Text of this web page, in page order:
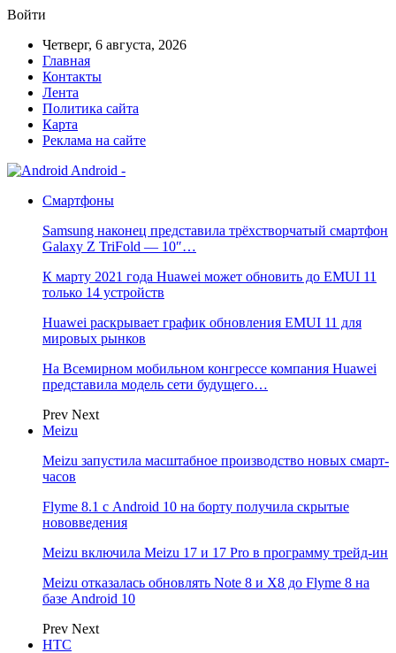
Войти
Четверг, 6 августа, 2026
Главная
Контакты
Лента
Политика сайта
Карта
Реклама на сайте
Android -
Смартфоны
Samsung наконец представила трёхстворчатый смартфон
Galaxy Z TriFold — 10″…
К марту 2021 года Huawei может обновить до EMUI 11
только 14 устройств
Huawei раскрывает график обновления EMUI 11 для
мировых рынков
На Всемирном мобильном конгрессе компания Huawei
представила модель сети будущего…
Prev Next
Meizu
Meizu запустила масштабное производство новых смарт-
часов
Flyme 8.1 с Android 10 на борту получила скрытые
нововведения
Meizu включила Meizu 17 и 17 Pro в программу трейд-ин
Meizu отказалась обновлять Note 8 и X8 до Flyme 8 на
базе Android 10
Prev Next
НТС